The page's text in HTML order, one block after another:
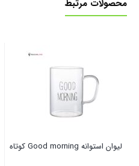
محصولات مرتبط
لیوان استوانه Good morning کوتاه